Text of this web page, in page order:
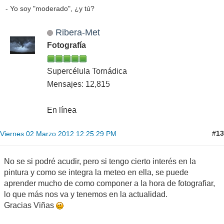
- Yo soy "moderado", ¿y tú?
Ribera-Met
Fotografía
Supercélula Tornádica
Mensajes: 12,815
En línea
Viernes 02 Marzo 2012 12:25:29 PM #13
No se si podré acudir, pero si tengo cierto interés en la
pintura y como se integra la meteo en ella, se puede
aprender mucho de como componer a la hora de fotografiar,
lo que más nos va y tenemos en la actualidad.
Gracias Viñas